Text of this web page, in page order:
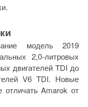
модель 2019
2,0-литровых
двигателей TDI до
V6 TDI. Новые
Amarok от